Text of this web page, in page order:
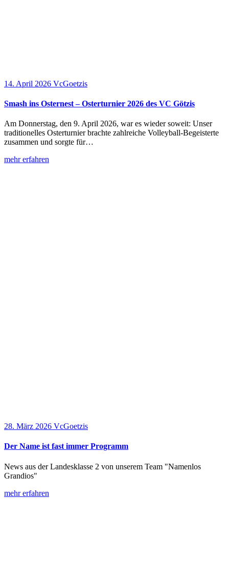
14. April 2026 VcGoetzis
Smash ins Osternest – Osterturnier 2026 des VC Götzis
Am Donnerstag, den 9. April 2026, war es wieder soweit: Unser
traditionelles Osterturnier brachte zahlreiche Volleyball-Begeisterte
zusammen und sorgte für…
mehr erfahren
28. März 2026 VcGoetzis
Der Name ist fast immer Programm
News aus der Landesklasse 2 von unserem Team "Namenlos
Grandios"
mehr erfahren